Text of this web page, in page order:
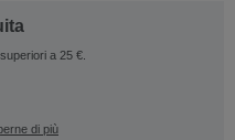
a 25 €.
di più